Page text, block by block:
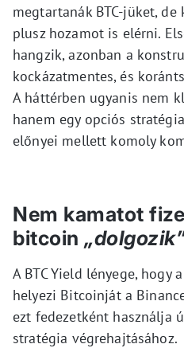
megtartanák BTC-jüket,
plusz hozamot is elérni.
hangzik, azonban a
kockázatmentes, és
A háttérben ugyanis nem
hanem egy opciós
előnyei mellett komoly
Nem kamatot
bitcoin
A BTC Yield lényege, hogy
helyezi Bitcoinját a
ezt fedezetként használja
stratégia végrehajtásához.